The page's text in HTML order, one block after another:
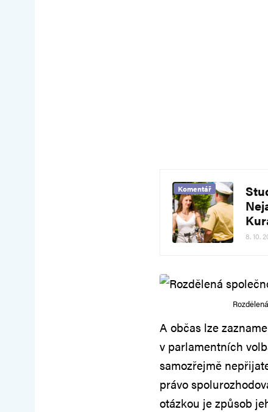
Komentář
8. 10.
A občas lze
v parlamentních
samozřejmě
právo
otázkou je způsob